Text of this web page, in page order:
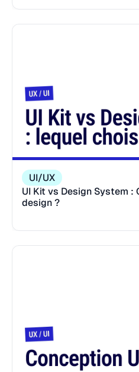
UI/UX
UI Kit vs Design System :
design ?